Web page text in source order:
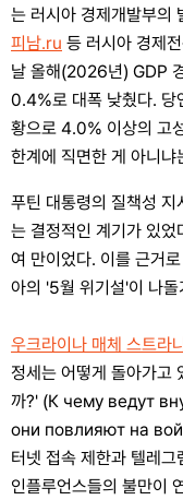
는 러시아 경제개발부의
피남.ru 등 러시아 경제
날 올해(2026년) GDP
0.4%로 대폭 낮췄다. 당
황으로 4.0% 이상의 고
한계에 직면한 게 아니
푸틴 대통령의 질책성
는 결정적인 계기가 있
여 만이었다. 이를 근거
아의 '5월 위기설'이 나돌
우크라이나 매체 스트라
정세는 어떻게 돌아가고
까?' (К чему ведут
они повлияют на
터넷 접속 제한과 텔레
인플루언스들의 불만이